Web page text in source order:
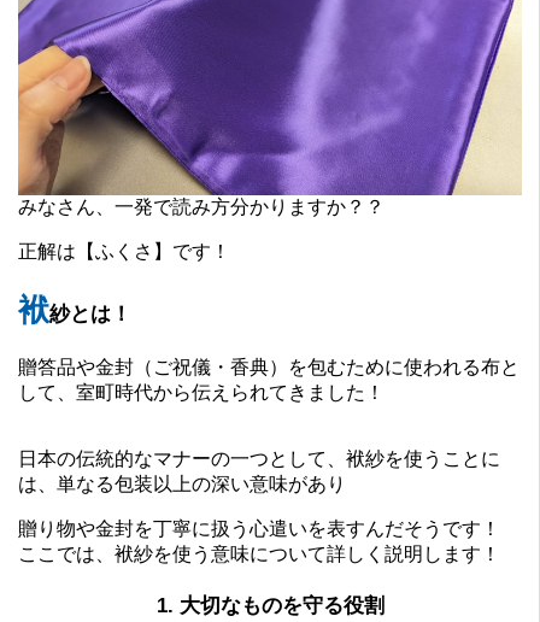
みなさん、一発で読み方分かりますか？？
正解は【ふくさ】です！
袱紗とは！
贈答品や金封（ご祝儀・香典）を包むために使われる布と
して、室町時代から伝えられてきました！
日本の伝統的なマナーの一つとして、袱紗を使うことに
は、単なる包装以上の深い意味があり
贈り物や金封を丁寧に扱う心遣いを表すんだそうです！
ここでは、袱紗を使う意味について詳しく説明します！
1. 大切なものを守る役割